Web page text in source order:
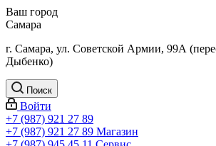
Ваш город
Самара
г. Самара, ул. Советской Армии, 99А
Дыбенко)
Поиск
Войти
+7 (987) 921 27 89
+7 (987) 921 27 89 Магазин